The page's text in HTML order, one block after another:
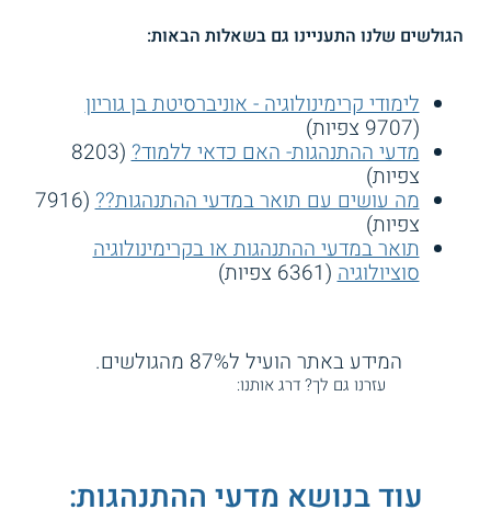
הגולשים שלנו התעניינו גם בשאלות הבאות:
לימודי קרימינולוגיה - אוניברסיטת בן גוריון
(9707 צפיות)
מדעי ההתנהגות- האם כדאי ללמוד? (8203
צפיות)
מה עושים עם תואר במדעי ההתנהגות?? (7916
צפיות)
תואר במדעי ההתנהגות או בקרימינולוגיה
סוציולוגיה(6361 צפיות)
המידע באתר הועיל ל87% מהגולשים.
עזרנו גם לך? דרג אותנו:
עוד בנושא מדעי ההתנהגות: